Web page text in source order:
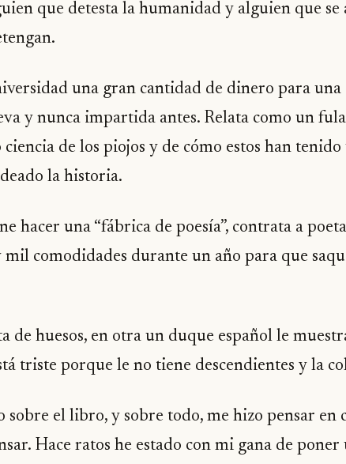
que detesta la humanidad y alguien que
una gran cantidad de dinero para
y nunca impartida antes. Relata como un
de los piojos y de cómo estos han
la historia.
hacer una “fábrica de poesía”, contrata a
comodidades durante un año para que
de huesos, en otra un duque español le
triste porque le no tiene descendientes y la
el libro, y sobre todo, me hizo pensar en
Hace ratos he estado con mi gana de poner